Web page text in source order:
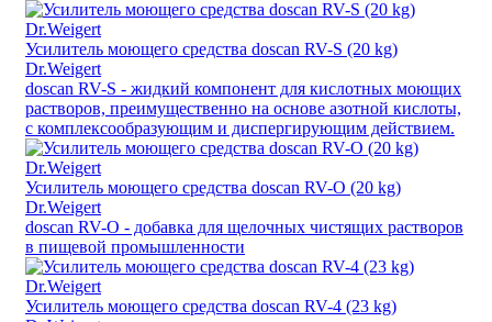
Усилитель моющего средства doscan RV-S (20 kg)
Dr.Weigert
doscan RV-S - жидкий компонент для кислотных моющих
растворов, преимущественно на основе азотной кислоты,
с комплексообразующим и диспергирующим действием.
Усилитель моющего средства doscan RV-O (20 kg)
Dr.Weigert
doscan RV-O - добавка для щелочных чистящих растворов
в пищевой промышленности
Усилитель моющего средства doscan RV-4 (23 kg)